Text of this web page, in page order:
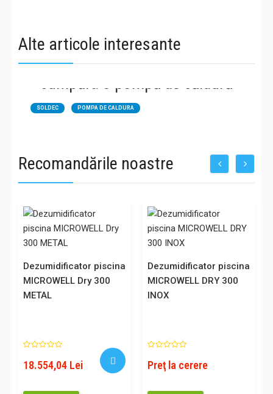
Alte articole interesante
SOLDEC POMPA DE CALDURA
Ce trebuie să știi înainte de a
cumpăra o pompă de căldură
Recomandările noastre
Dezumidificator piscina
MICROWELL Dry 300
METAL
18.554,04 Lei
Dezumidificator piscina
MICROWELL DRY 300
INOX
Preţ la cerere